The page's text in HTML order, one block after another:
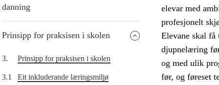
danning
Prinsipp for praksisen i skolen
3. Prinsipp for praksisen i skolen
3.1 Eit inkluderande læringsmiljø
elevar med
profesjonelt
Elevane skal
djupnelæring
og med ulik
før, og føreset